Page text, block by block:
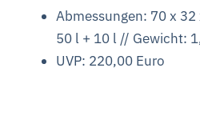
Abmessungen: 70 x
50 l + 10 l // Gewicht:
UVP: 220,00 Euro